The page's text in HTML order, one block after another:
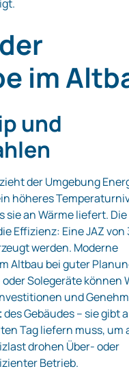
im
und
der Umgebung
höheres
sie an Wärme liefert. Die
Effizienz: Eine JAZ
werden. Moderne
Altbau bei guter
Solegeräte können
und
des Gebäudes – sie gibt
Tag liefern muss, um
drohen Über‑ oder
Betrieb.